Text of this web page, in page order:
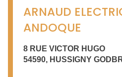
ARNAUD
ANDOQUE
8 RUE VICTOR HUGO
54590, HUSSIGNY